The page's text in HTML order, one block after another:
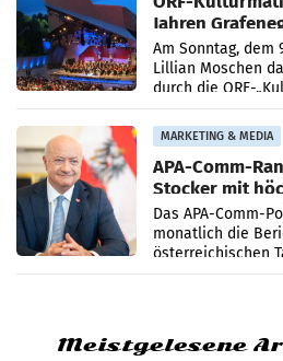
Jahren
Simonischek
Am Sonntag, dem
Lillian Moschen
durch die ORF-
startet mit der
Grafenegg
MARKETING & MEDIA
APA-Comm-
Stocker mit
im Juli
Das APA-Comm-
monatlich die
österreichischen
analysiert,
Meistgelesene